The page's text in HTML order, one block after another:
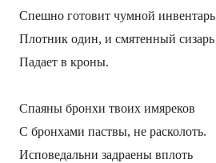
Спешно готовит чумной инвентарь
Плотник один, и смятенный сизарь
Падает в кроны.
Спаяны бронхи твоих имяреков
С бронхами паствы, не расколоть.
Исповедальни задраены вплоть